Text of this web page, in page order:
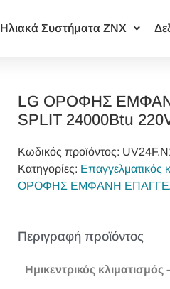
Ηλιακά Συστήματα ΖΝΧ
LG ΟΡΟΦΗΣ
SPLIT 24000Btu
Κωδικός προϊόντος:
Κατηγορίες: Επαγγελματικός
ΟΡΟΦΗΣ ΕΜΦΑΝΗ
Περιγραφή προϊόντος
Ημικεντρικός κλιματισμός